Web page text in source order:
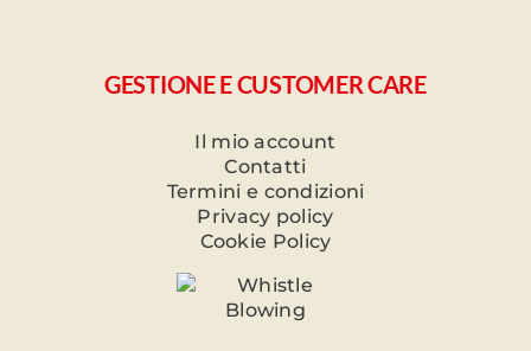
GESTIONE E CUSTOMER CARE
Il mio account
Contatti
Termini e condizioni
Privacy policy
Cookie Policy